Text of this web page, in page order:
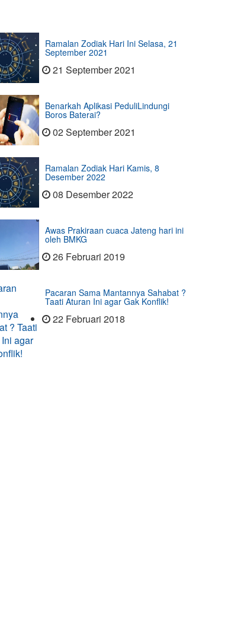
Ramalan Zodiak Hari Ini Selasa, 21
September 2021
21 September 2021
Benarkah Aplikasi PeduliLindungi
Boros Baterai?
02 September 2021
Ramalan Zodiak Hari Kamis, 8
Desember 2022
08 Desember 2022
Awas Prakiraan cuaca Jateng hari ini
oleh BMKG
26 Februari 2019
Pacaran Sama Mantannya Sahabat ?
Taati Aturan Ini agar Gak Konflik!
22 Februari 2018